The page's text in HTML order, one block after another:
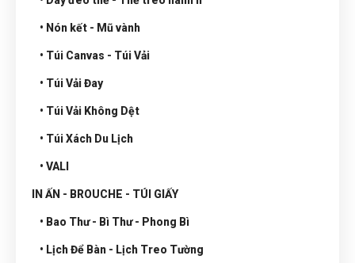
• Nón kết - Mũ vành
• Túi Canvas - Túi Vải
• Túi Vải Đay
• Túi Vải Không Dệt
• Túi Xách Du Lịch
• VALI
IN ẤN - BROUCHE - TÚI GIẤY
• Bao Thư - Bì Thư - Phong Bì
• Lịch Để Bàn - Lịch Treo Tường